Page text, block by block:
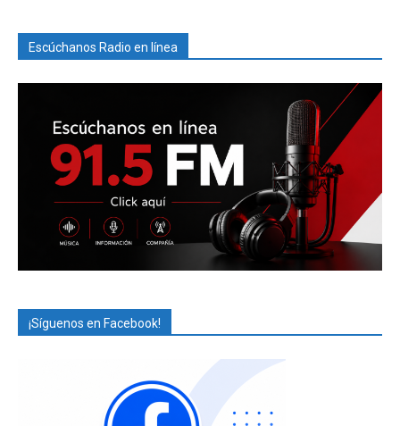
Escúchanos Radio en línea
¡Síguenos en Facebook!